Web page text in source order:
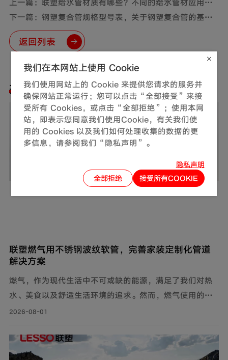
上一篇：联塑给水管材质有哪些？不同的给水管材应用范
围
下一篇：钢塑复合管规格型号表，关于钢塑复合管的基础
知识
返回列表
推荐阅读
联塑燃气用不锈钢波纹软管，完善家装定制化管道
解决方案
燃气，作为现代生活中不可或缺的能源，满足了我们对热
水、美食以及舒适生活环境的追求。然而，燃气使用的安
全问题同样需要关注。联塑围绕家装场景打造定制化管道
质保障家庭用气流畅稳定，为住户营造安心居家环境。
2026-08-01
我们在本网站上使用 Cookie
我们使用网站上的 Cookie 来提供您请求的服务并
确保网站正常运行；您可以点击“全部接受”来接
受所有 Cookies，或点击“全部拒绝”；使用本网
站，即表示您同意我们使用Cookie，有关我们使
用的 Cookies 以及我们如何处理收集的数据的更
多信息，请参阅我们“隐私声明”。
隐私声明
全部拒绝
接受所有COOKIE